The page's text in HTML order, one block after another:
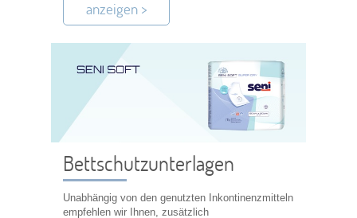
anzeigen >
Bettschutzunterlagen
Unabhängig von den genutzten Inkontinenzmitteln
empfehlen wir Ihnen, zusätzlich